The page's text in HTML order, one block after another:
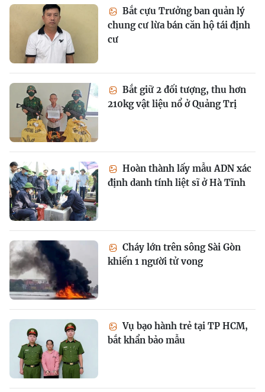
Bắt cựu Trưởng ban quản lý
chung cư lừa bán căn hộ tái định
cư
Bắt giữ 2 đối tượng, thu hơn
210kg vật liệu nổ ở Quảng Trị
Hoàn thành lấy mẫu ADN xác
định danh tính liệt sĩ ở Hà Tĩnh
Cháy lớn trên sông Sài Gòn
khiến 1 người tử vong
Vụ bạo hành trẻ tại TP HCM,
bắt khẩn bảo mẫu